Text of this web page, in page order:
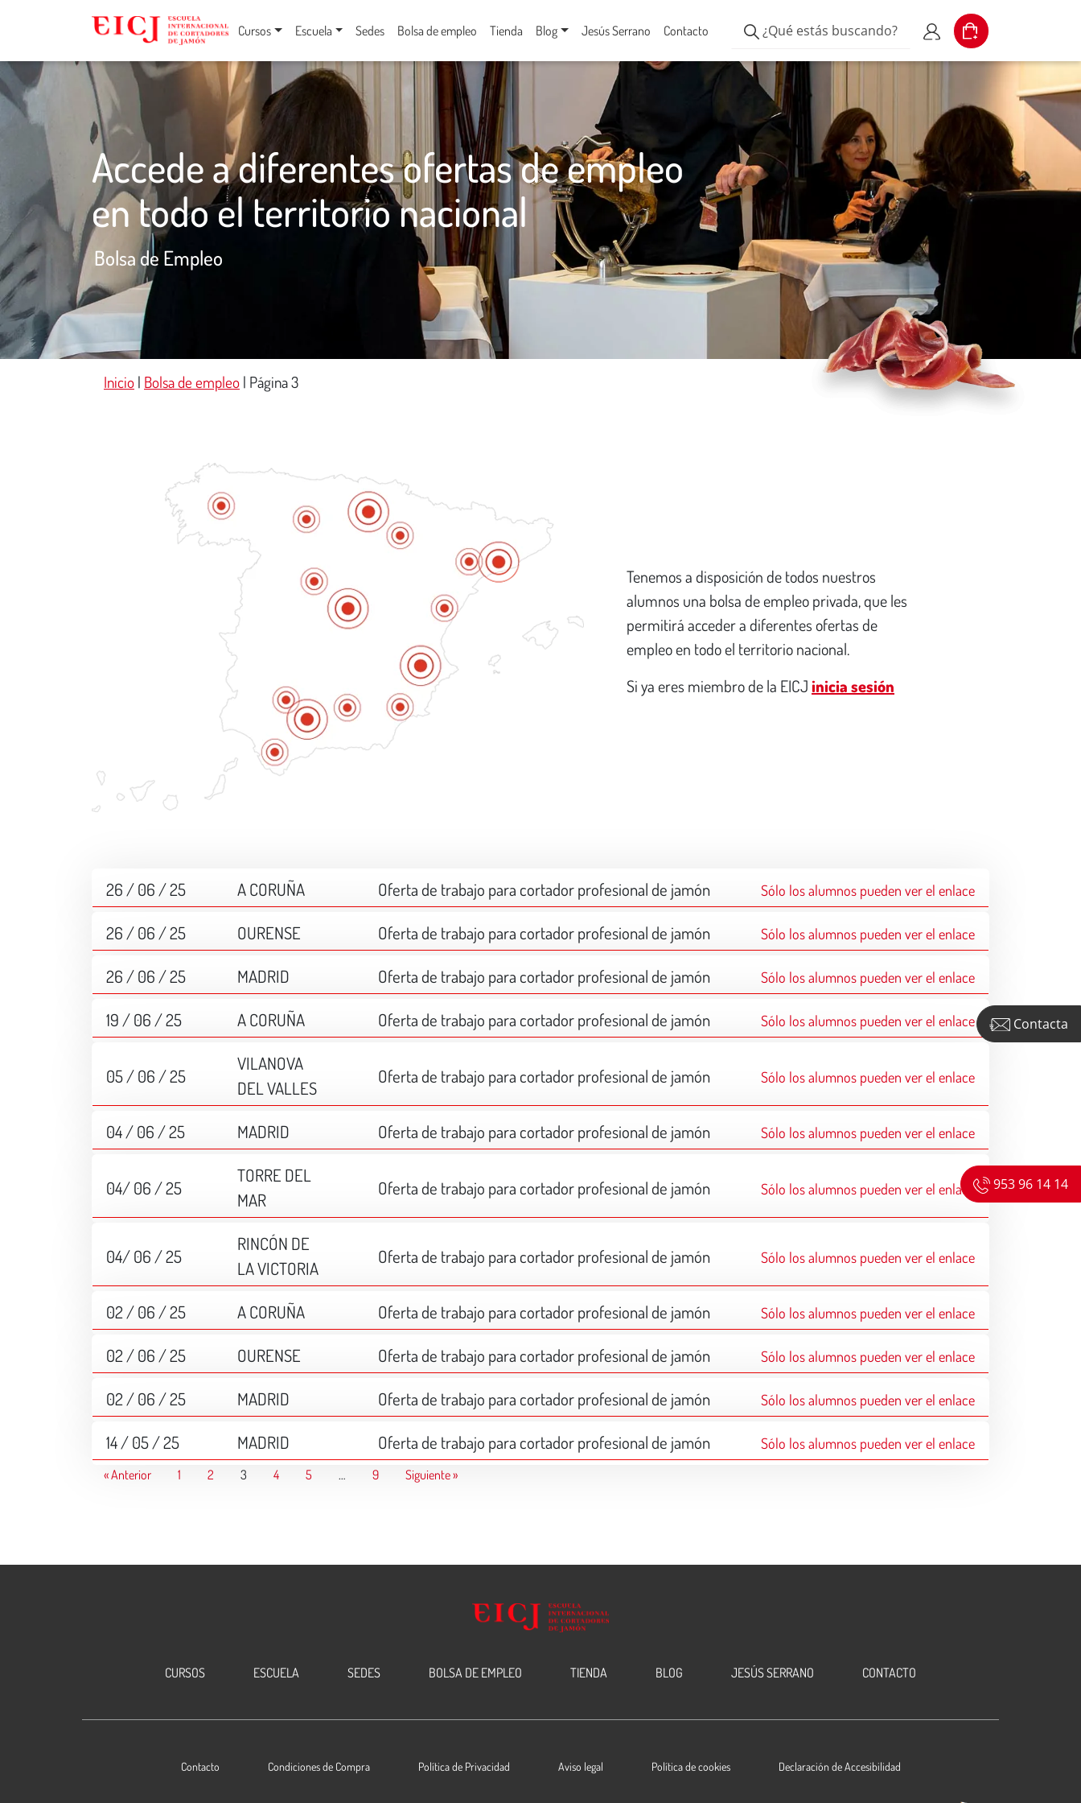
Cursos Escuela Sedes Bolsa de empleo Tienda Blog Jesús Serrano Contacto
¿Qué estás buscando?
Mi cuenta
Cart
Contacta
953 96 14 14
Accede a diferentes ofertas de empleo
en todo el territorio nacional
Bolsa de Empleo
Inicio | Bolsa de empleo | Página 3
Tenemos a disposición de todos nuestros
alumnos una bolsa de empleo privada, que les
permitirá acceder a diferentes ofertas de
empleo en todo el territorio nacional.
Si ya eres miembro de la EICJinicia sesión
26 / 06 / 25 A CORUÑA Oferta de trabajo para cortador profesional de jamón Sólo los alumnos pueden ver el enlace
26 / 06 / 25 OURENSE Oferta de trabajo para cortador profesional de jamón Sólo los alumnos pueden ver el enlace
26 / 06 / 25 MADRID Oferta de trabajo para cortador profesional de jamón Sólo los alumnos pueden ver el enlace
19 / 06 / 25 A CORUÑA Oferta de trabajo para cortador profesional de jamón Sólo los alumnos pueden ver el enlace
05 / 06 / 25
VILANOVA
DEL VALLES
Oferta de trabajo para cortador profesional de jamón Sólo los alumnos pueden ver el enlace
04 / 06 / 25 MADRID Oferta de trabajo para cortador profesional de jamón Sólo los alumnos pueden ver el enlace
04/ 06 / 25
TORRE DEL
MAR
Oferta de trabajo para cortador profesional de jamón Sólo los alumnos pueden ver el enlace
04/ 06 / 25
RINCÓN DE
LA VICTORIA
Oferta de trabajo para cortador profesional de jamón Sólo los alumnos pueden ver el enlace
02 / 06 / 25 A CORUÑA Oferta de trabajo para cortador profesional de jamón Sólo los alumnos pueden ver el enlace
02 / 06 / 25 OURENSE Oferta de trabajo para cortador profesional de jamón Sólo los alumnos pueden ver el enlace
02 / 06 / 25 MADRID Oferta de trabajo para cortador profesional de jamón Sólo los alumnos pueden ver el enlace
14 / 05 / 25 MADRID Oferta de trabajo para cortador profesional de jamón Sólo los alumnos pueden ver el enlace
« Anterior 1 2 3 4 5 … 9 Siguiente »
CURSOS ESCUELA SEDES BOLSA DE EMPLEO TIENDA BLOG JESÚS SERRANO CONTACTO
Contacto Condiciones de Compra Política de Privacidad Aviso legal Política de cookies Declaración de Accesibilidad